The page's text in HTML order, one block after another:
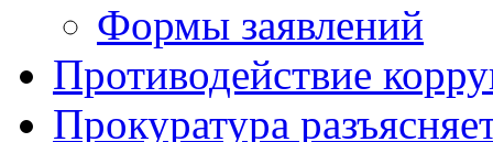
Формы заявлений
Противодействие
Прокуратура